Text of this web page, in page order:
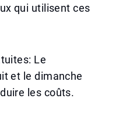
qui utilisent ces
Le
et le dimanche
les coûts.